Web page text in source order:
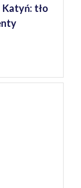
Katyń: tło